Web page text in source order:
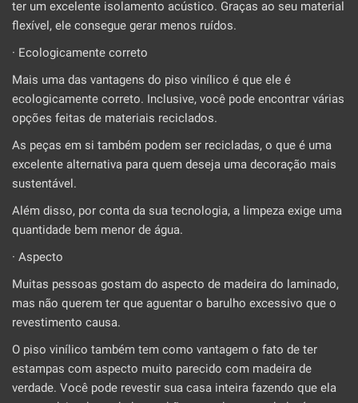
ter um excelente isolamento acústico. Graças ao seu material
flexível, ele consegue gerar menos ruídos.
· Ecologicamente correto
Mais uma das vantagens do piso vinílico é que ele é
ecologicamente correto. Inclusive, você pode encontrar várias
opções feitas de materiais reciclados.
As peças em si também podem ser recicladas, o que é uma
excelente alternativa para quem deseja uma decoração mais
sustentável.
Além disso, por conta da sua tecnologia, a limpeza exige uma
quantidade bem menor de água.
· Aspecto
Muitas pessoas gostam do aspecto de madeira do laminado,
mas não querem ter que aguentar o barulho excessivo que o
revestimento causa.
O piso vinílico também tem como vantagem o fato de ter
estampas com aspecto muito parecido com madeira de
verdade. Você pode revestir sua casa inteira fazendo que ela